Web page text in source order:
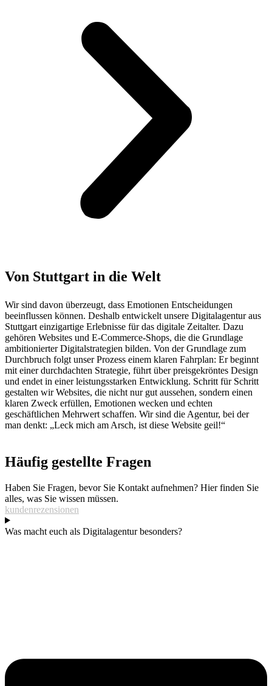
Von Stuttgart in die Welt
Wir sind davon überzeugt, dass Emotionen Entscheidungen
beeinflussen können. Deshalb entwickelt unsere Digitalagentur aus
Stuttgart einzigartige Erlebnisse für das digitale Zeitalter. Dazu
gehören Websites und E-Commerce-Shops, die die Grundlage
ambitionierter Digitalstrategien bilden. Von der Grundlage zum
Durchbruch folgt unser Prozess einem klaren Fahrplan: Er beginnt
mit einer durchdachten Strategie, führt über preisgekröntes Design
und endet in einer leistungsstarken Entwicklung. Schritt für Schritt
gestalten wir Websites, die nicht nur gut aussehen, sondern einen
klaren Zweck erfüllen, Emotionen wecken und echten
geschäftlichen Mehrwert schaffen. Wir sind die Agentur, bei der
man denkt: „Leck mich am Arsch, ist diese Website geil!“
Häufig gestellte Fragen
Haben Sie Fragen, bevor Sie Kontakt aufnehmen? Hier finden Sie
alles, was Sie wissen müssen.
kundenrezensionen
Was macht euch als Digitalagentur besonders?